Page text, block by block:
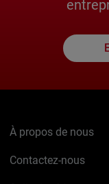
À propos de nous
Contactez-nous